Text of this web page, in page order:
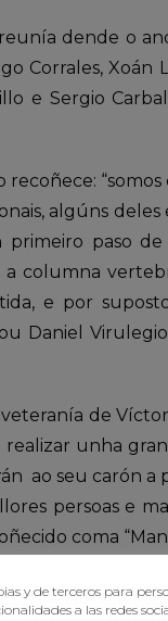
dende o
Corrales, Xoán
e Sergio
algúns
paso
columna
e por
Daniel
de
unha
ao seu carón a
persoas e
coma
y de terceros para
a las redes